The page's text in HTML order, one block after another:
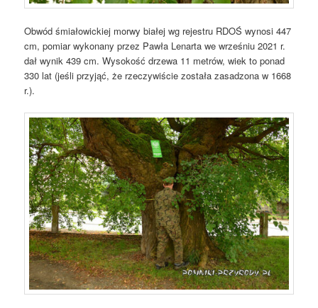
Obwód śmiałowickiej morwy białej wg rejestru RDOŚ wynosi 447
cm, pomiar wykonany przez Pawła Lenarta we wrześniu 2021 r.
dał wynik 439 cm. Wysokość drzewa 11 metrów, wiek to ponad
330 lat (jeśli przyjąć, że rzeczywiście została zasadzona w 1668
r.).